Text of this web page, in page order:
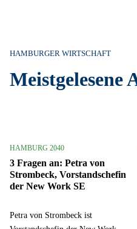
HAMBURGER WIRTSCHAFT
Meistgelesene
HAMBURG 2040
3 Fragen an: Petra von
Strombeck, Vorstandschefin
der New Work SE
Petra von Strombeck ist